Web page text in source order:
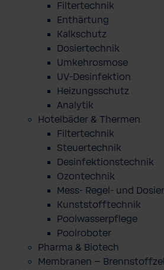
Filtertechnik
Enthärtung
Kalkschutz
Dosiertechnik
Umkehrosmose
UV-Desinfektion
Heizungsschutz
Analytik
Hotelbäder & Thermen
Filtertechnik
Steuertechnik
Desinfektionstechnik
Ozontechnik
Mess- Regel- und
Kunststofftechnik
Poolwasserpflege
Poolroboter
Pharma & Biotech
Membranen –